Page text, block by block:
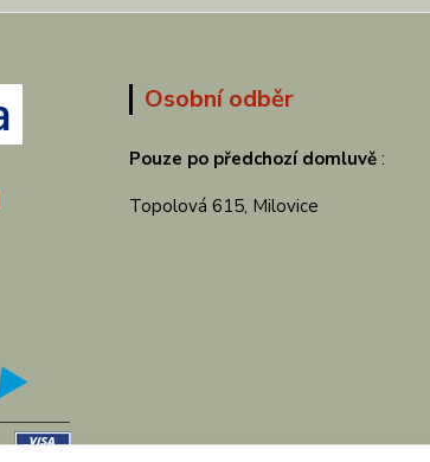
Osobní odběr
Pouze po předchozí domluvě :
Topolová 615, Milovice